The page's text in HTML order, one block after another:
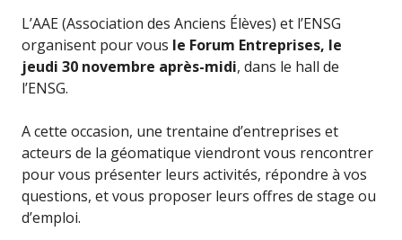
L’AAE (Association des Anciens Élèves) et l’ENSG
organisent pour vous le Forum Entreprises, le
jeudi 30 novembre après-midi, dans le hall de
l’ENSG.
A cette occasion, une trentaine d’entreprises et
acteurs de la géomatique viendront vous rencontrer
pour vous présenter leurs activités, répondre à vos
questions, et vous proposer leurs offres de stage ou
d’emploi.